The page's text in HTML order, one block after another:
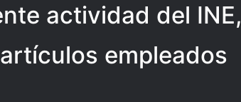
actividad del INE,
empleados